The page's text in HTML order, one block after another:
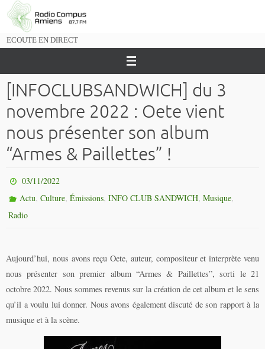
Passer
vers
ECOUTE EN DIRECT
[INFOCLUBSANDWICH] du 3
novembre 2022 : Oete vient
nous présenter son album
“Armes & Paillettes” !
03/11/2022
Actu,Culture,Émissions,INFO CLUB SANDWICH,Musique,
Radio
Aujourd’hui, nous avons reçu Oete, auteur, compositeur et interprète venu
nous présenter son premier album “Armes & Paillettes”, sorti le 21
octobre 2022. Nous sommes revenus sur la création de cet album et le sens
qu’il a voulu lui donner. Nous avons également discuté de son rapport à la
musique et à la scène.